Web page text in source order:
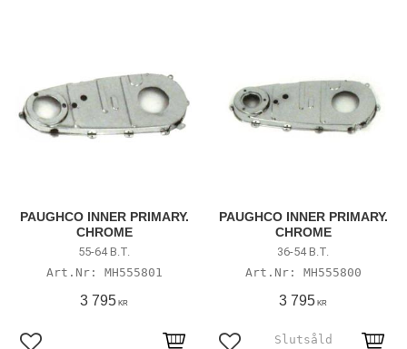
PAUGHCO INNER PRIMARY.
CHROME
55-64 B.T.
MH555801
3 795 KR
PAUGHCO INNER PRIMARY.
CHROME
36-54 B.T.
MH555800
3 795 KR